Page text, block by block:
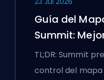
Guía del
Summit:
Llamadas y
TL;DR: Summit
control del